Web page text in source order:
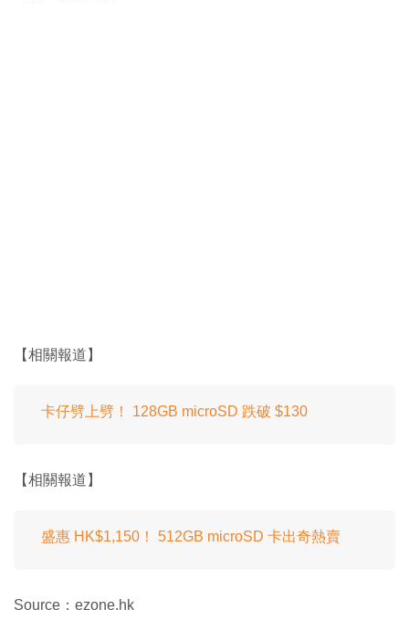
【相關報道】
卡仔劈上劈！ 128GB microSD 跌破 $130
【相關報道】
盛惠 HK$1,150！ 512GB microSD 卡出奇熱賣
Source：ezone.hk